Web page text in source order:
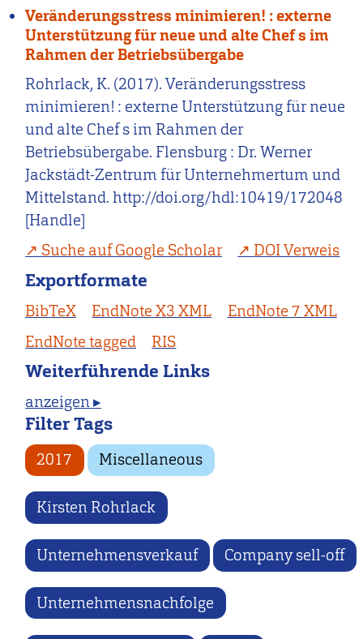
Veränderungsstress minimieren! : externe
Unterstützung für neue und alte Chef s im
Rahmen der Betriebsübergabe
Rohrlack, K. (2017). Veränderungsstress
minimieren! : externe Unterstützung für neue
und alte Chef s im Rahmen der
Betriebsübergabe. Flensburg : Dr. Werner
Jackstädt-Zentrum für Unternehmertum und
Mittelstand. http://doi.org/hdl:10419/172048
[Handle]
Suche auf Google Scholar
DOI Verweis
Exportformate
BibTeX EndNote X3 XML
EndNote 7 XML
EndNote tagged
RIS
Weiterführende Links
anzeigen ▸
Filter Tags
2017 Miscellaneous
Kirsten Rohrlack
Unternehmensverkauf Company sell-off
Unternehmensnachfolge